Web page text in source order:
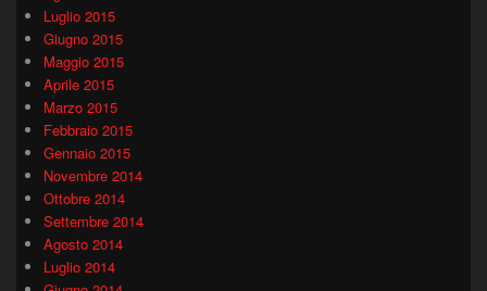
Luglio 2015
Giugno 2015
Maggio 2015
Aprile 2015
Marzo 2015
Febbraio 2015
Gennaio 2015
Novembre 2014
Ottobre 2014
Settembre 2014
Agosto 2014
Luglio 2014